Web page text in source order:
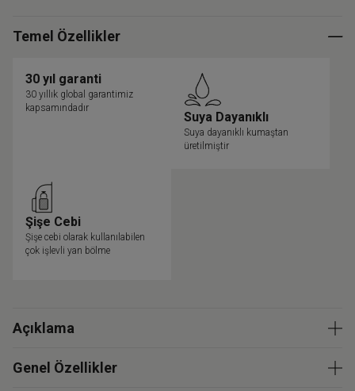
Temel Özellikler
30 yıl garanti
30 yıllık global garantimiz
kapsamındadır
Suya Dayanıklı
Suya dayanıklı kumaştan
üretilmiştir
Şişe Cebi
Şişe cebi olarak kullanılabilen
çok işlevli yan bölme
Açıklama
Genel Özellikler